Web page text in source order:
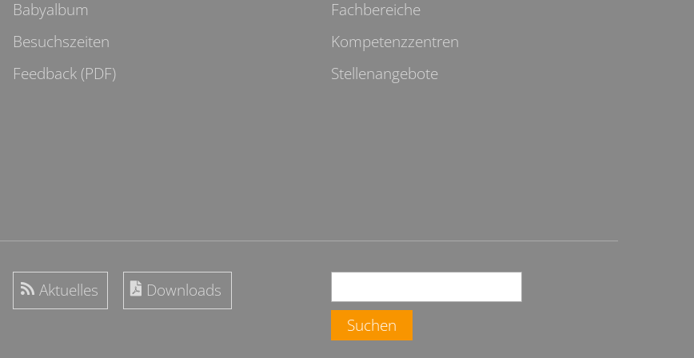
Babyalbum
Besuchszeiten
Feedback (PDF)
Fachbereiche
Kompetenzzentren
Stellenangebote
Aktuelles
Downloads
Suchen